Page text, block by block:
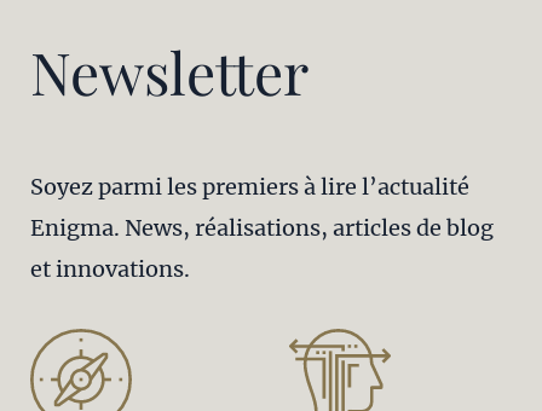
Newsletter
Soyez parmi les premiers à lire l’actualité
Enigma. News, réalisations, articles de blog
et innovations.